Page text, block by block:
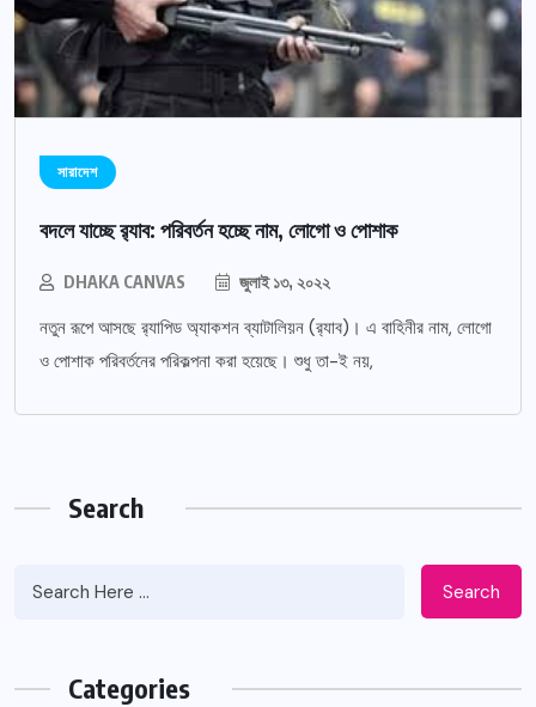
সারাদেশ
বদলে যাচ্ছে র‌্যাব: পরিবর্তন হচ্ছে নাম, লোগো ও পোশাক
DHAKA CANVAS জুলাই ১৩, ২০২২
নতুন রূপে আসছে র‌্যাপিড অ্যাকশন ব্যাটালিয়ন (র‌্যাব)। এ বাহিনীর নাম, লোগো
ও পোশাক পরিবর্তনের পরিকল্পনা করা হয়েছে। শুধু তা-ই নয়,
Search
Search
Categories